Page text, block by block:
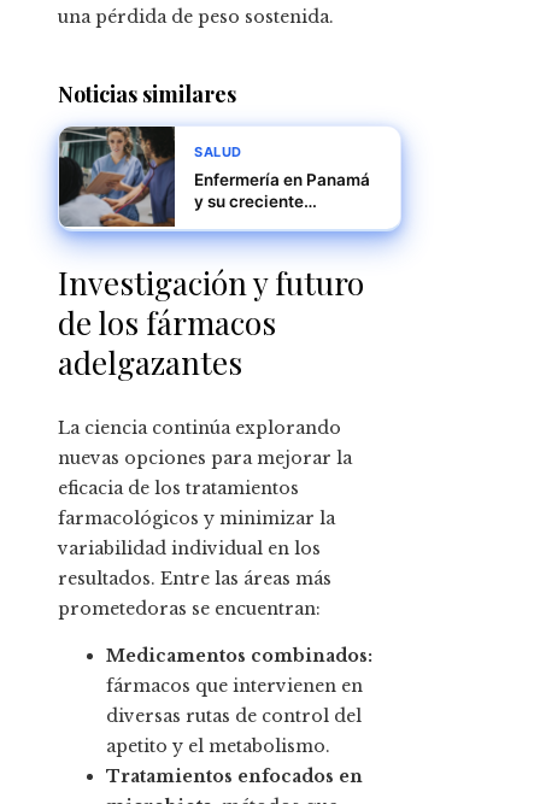
una pérdida de peso sostenida.
Noticias similares
SALUD
Enfermería en Panamá
y su creciente
y clínicas
Investigación y futuro
de los fármacos
adelgazantes
La ciencia continúa explorando
nuevas opciones para mejorar la
eficacia de los tratamientos
farmacológicos y minimizar la
variabilidad individual en los
resultados. Entre las áreas más
prometedoras se encuentran:
Medicamentos combinados:
fármacos que intervienen en
diversas rutas de control del
apetito y el metabolismo.
Tratamientos enfocados en